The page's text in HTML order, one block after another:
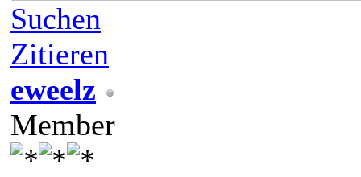
Suchen
Zitieren
eweelz
Member